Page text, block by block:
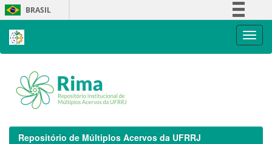
Skip
navigation
BRASIL
Repositório de Múltiplos Acervos da UFRRJ